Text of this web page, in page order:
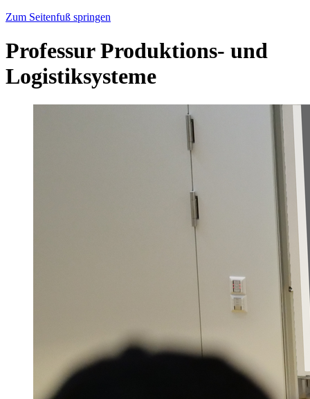
Zum Seitenfuß springen
Professur Produktions- und
Logistiksysteme